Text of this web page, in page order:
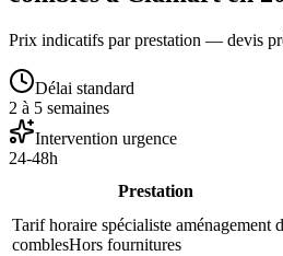
Prix indicatifs par prestation — devis
Délai standard
2 à 5 semaines
Intervention urgence
24-48h
Prestation
Tarif horaire spécialiste aménagement
comblesHors fournitures